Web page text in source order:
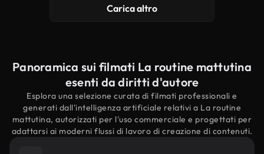
Carica altro
Panoramica sui filmati La routine mattutina
esenti da diritti d'autore
Esplora una selezione curata di filmati professionali e
generati dall'intelligenza artificiale relativi a La routine
mattutina, autorizzati per l'uso commerciale e progettati per
adattarsi ai moderni flussi di lavoro di creazione di contenuti.